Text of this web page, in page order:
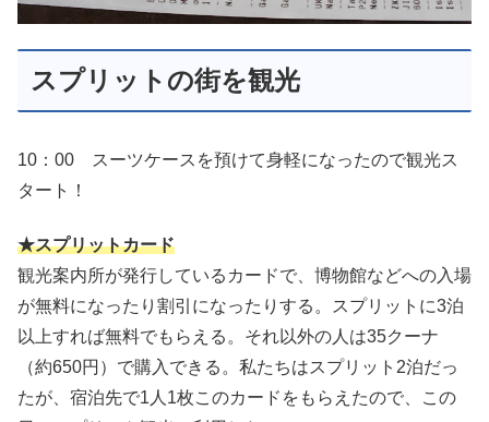
スプリットの街を観光
10：00 スーツケースを預けて身軽になったので観光ス
タート！
★スプリットカード
観光案内所が発行しているカードで、博物館などへの入場
が無料になったり割引になったりする。スプリットに3泊
以上すれば無料でもらえる。それ以外の人は35クーナ
（約650円）で購入できる。私たちはスプリット2泊だっ
たが、宿泊先で1人1枚このカードをもらえたので、この